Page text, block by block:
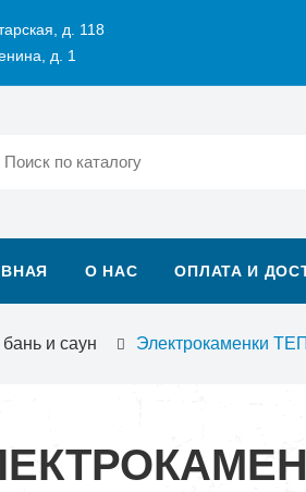
д. 118
д. 1
О НАС ОПЛАТА И
и саун Электрокаменки